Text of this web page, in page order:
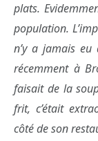
plats.
population.
n’y a jamais eu
récemment à
faisait de la
frit, c’était
côté de son